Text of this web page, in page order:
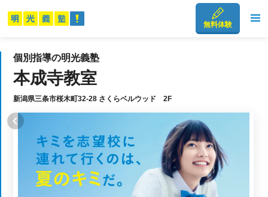
無料体験
個別指導の明光義塾
本成寺教室
新潟県三条市桜木町32-28 さくらベルウッド 2F